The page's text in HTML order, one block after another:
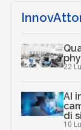
22
AI
di
10